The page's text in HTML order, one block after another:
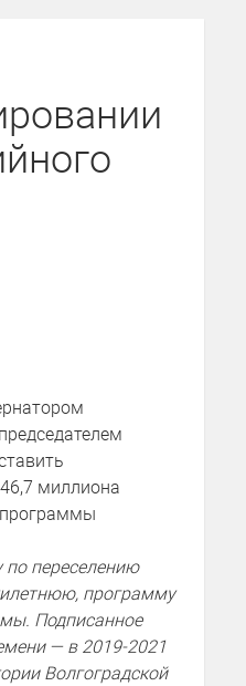
миллиона
переселению
программу
Подписанное
— в 2019-2021
Волгоградской